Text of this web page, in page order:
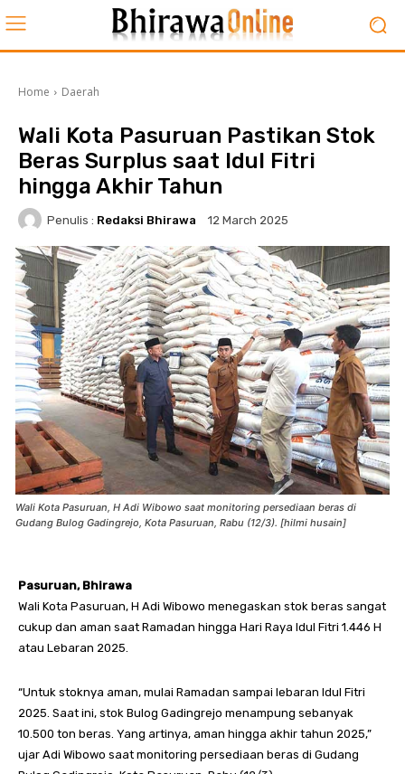
Home Daerah
Wali Kota Pasuruan Pastikan Stok
Beras Surplus saat Idul Fitri
hingga Akhir Tahun
Penulis : Redaksi Bhirawa 12 March 2025
Wali Kota Pasuruan, H Adi Wibowo saat monitoring persediaan beras di
Gudang Bulog Gadingrejo, Kota Pasuruan, Rabu (12/3). [hilmi husain]
Pasuruan, Bhirawa
Wali Kota Pasuruan, H Adi Wibowo menegaskan stok beras sangat
cukup dan aman saat Ramadan hingga Hari Raya Idul Fitri 1.446 H
atau Lebaran 2025.
“Untuk stoknya aman, mulai Ramadan sampai lebaran Idul Fitri
2025. Saat ini, stok Bulog Gadingrejo menampung sebanyak
10.500 ton beras. Yang artinya, aman hingga akhir tahun 2025,”
ujar Adi Wibowo saat monitoring persediaan beras di Gudang